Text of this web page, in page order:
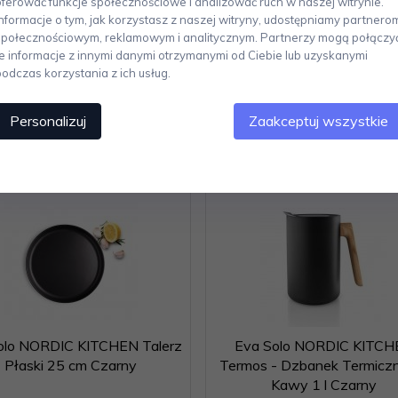
to cechy charakterystyczne produktów w kolekcji.
NORDIC KITCHEN Talerz
Płaski 25 cm Czarny
Eva Solo NORDIC
Termos - Dzbanek
Kawy 1 l Czarny
o tym, jak korzystasz z naszej witryny, udostępniamy
reklamowym i analitycznym. Partnerzy mogą
informacje z innymi danymi otrzymanymi od Ciebie lub uzyskanymi
korzystania z ich usług.
Personalizuj Zaakceptuj wszystkie